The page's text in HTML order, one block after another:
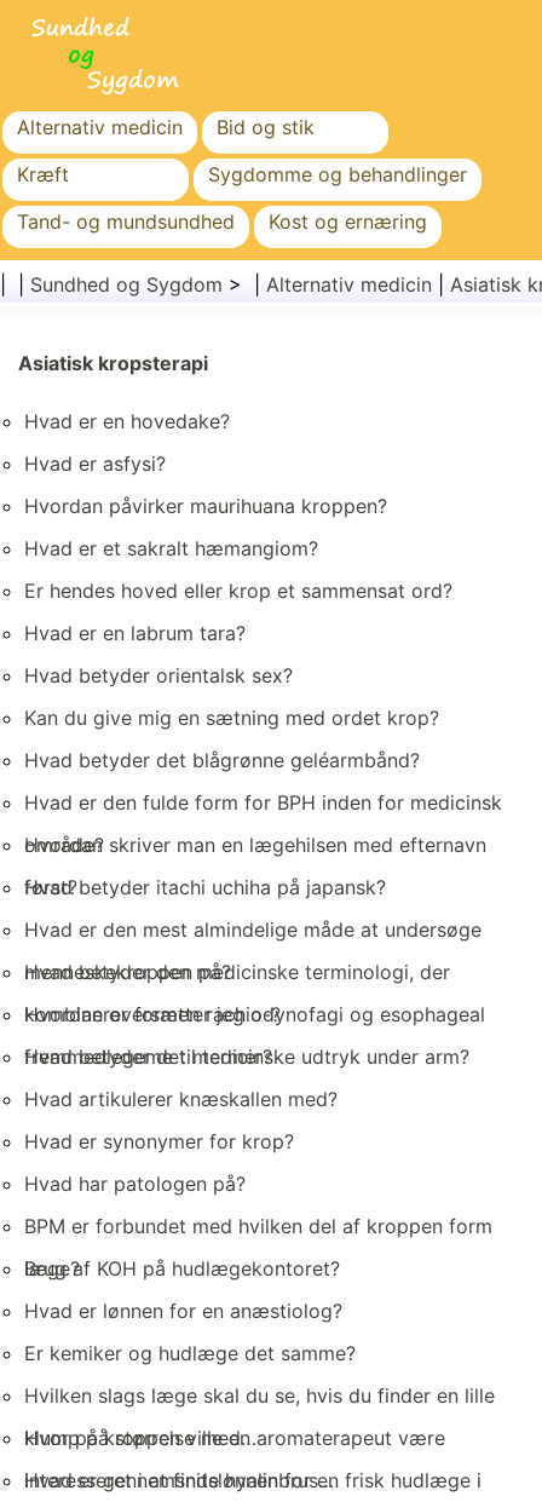
Alternativ medicin
Bid og stik
Kræft
Sygdomme og behandlinger
Tand- og mundsundhed
Kost og ernæring
Familiesundhed
Sundhedssektoren
Kirurgi og procedurer
Sundhed og Sygdom > | Alternativ medicin Asiatisk
Asiatisk kropsterapi
Hvad er en hovedake?
Hvad er asfysi?
Hvordan påvirker maurihuana kroppen?
Hvad er et sakralt hæmangiom?
Er hendes hoved eller krop et sammensat ord?
Hvad er en labrum tara?
Hvad betyder orientalsk sex?
Kan du give mig en sætning med ordet krop?
Hvad betyder det blågrønne geléarmbånd?
Hvad er den fulde form for BPH inden for medicinsk
område?
Hvordan skriver man en lægehilsen med efternavn
først?
Hvad betyder itachi uchiha på japansk?
Hvad er den mest almindelige måde at undersøge
menneskekroppen på?
Hvad betyder den medicinske terminologi, der
kombinerer formen rachio-?
Hvordan oversætter jeg odynofagi og esophageal
fremmedlegeme til termer?
Hvad betyder det medicinske udtryk under arm?
Hvad artikulerer knæskallen med?
Hvad er synonymer for krop?
Hvad har patologen på?
BPM er forbundet med hvilken del af kroppen form
læge?
Brug af KOH på hudlægekontoret?
Hvad er lønnen for en anæstiolog?
Er kemiker og hudlæge det samme?
Hvilken slags læge skal du se, hvis du finder en lille
klump på størrelse med…
Hvor på kroppen ville en aromaterapeut være
interesseret i at finde hyalinbrus…
Hvad er gennemsnitslønnen for en frisk hudlæge i